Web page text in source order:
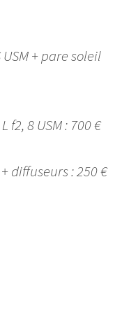
+ pare soleil
f2, 8 USM : 700 €
diffuseurs : 250 €